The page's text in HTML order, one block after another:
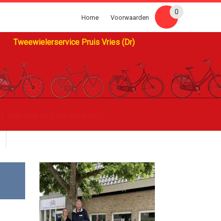
Tweewielerservice Pruis Vries (Dr)
Home Voorwaarden
0